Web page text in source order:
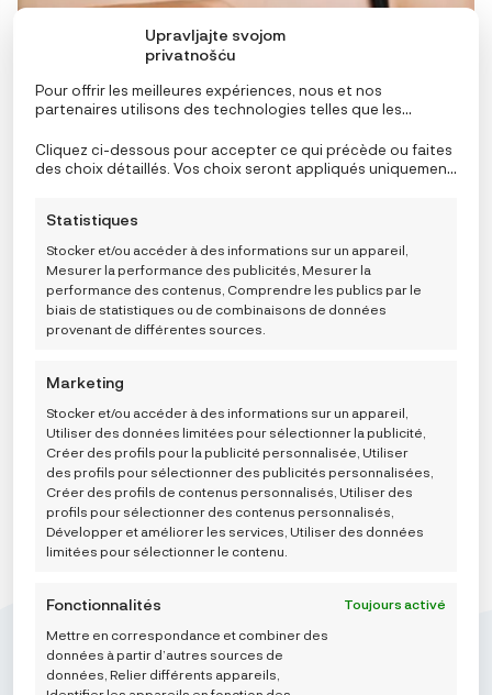
Upravljajte svojom
privatnošću
Pour offrir les meilleures expériences, nous et nos
partenaires utilisons des technologies telles que les
l’appareil. Le consentement à ces technologies nous
permettra, ainsi qu’à nos partenaires, de traiter des
données personnelles telles que le comportement de
publicités (non-) personnalisées. Ne pas consentir ou
fonctionnalités et fonctions.
Cliquez ci-dessous pour accepter ce qui précède ou faites
des choix détaillés. Vos choix seront appliqués uniquement
utilisant les boutons de la politique de cookies, ou en
cliquant sur l’onglet de gestion du consentement en bas de
l’écran.
Statistiques
Stocker et/ou accéder à des informations sur un appareil,
Mesurer la performance des publicités, Mesurer la
performance des contenus, Comprendre les publics par le
biais de statistiques ou de combinaisons de données
provenant de différentes sources.
Marketing
Stocker et/ou accéder à des informations sur un appareil,
Utiliser des données limitées pour sélectionner la publicité,
Créer des profils pour la publicité personnalisée, Utiliser
des profils pour sélectionner des publicités personnalisées,
Créer des profils de contenus personnalisés, Utiliser des
profils pour sélectionner des contenus personnalisés,
Développer et améliorer les services, Utiliser des données
limitées pour sélectionner le contenu.
Fonctionnalités
Toujours activé
Mettre en correspondance et combiner des
données à partir d’autres sources de
données, Relier différents appareils,
Carriwell Perivi jastučići za dojilje od organskog
pamuka, 6 kom -crni
11,94€
AJOUTER AU PANIER